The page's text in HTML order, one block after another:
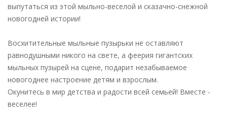
выпутаться из этой мыльно-веселой и сказачно-снежной
новогодней истории!
Восхитительные мыльные пузырьки не оставляют
равнодушными никого на свете, а феерия гигантских
мыльных пузырей на сцене, подарит незабываемое
новогоднее настроение детям и взрослым.
Окунитесь в мир детства и радости всей семьей! Вместе -
веселее!